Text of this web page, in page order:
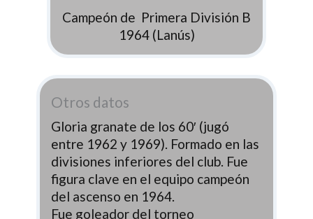
Campeón de Primera División B
1964 (Lanús)
Otros datos
Gloria granate de los 60′ (jugó
entre 1962 y 1969). Formado en las
divisiones inferiores del club. Fue
figura clave en el equipo campeón
del ascenso en 1964.
Fue goleador del torneo